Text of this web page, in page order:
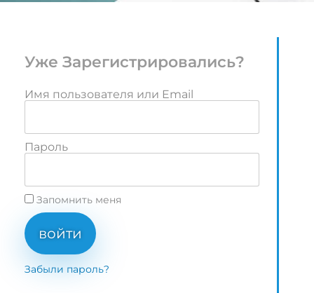
Уже Зарегистрировались?
Имя пользователя или Email
Пароль
Запомнить меня
войти
Забыли пароль?